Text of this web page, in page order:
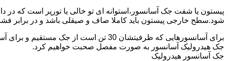
پیستون یا شفت جک آسانسور،استوانه ای تو خالی یا تورپر است که
شود.سطح خارجی پیستون باید کاملا صاف و صیقلی باشد و در برابر
جک هیدرولیک آسانسور به صورت مفصل صحبت خواهیم کرد.
جک آسانسور هیدرولیک